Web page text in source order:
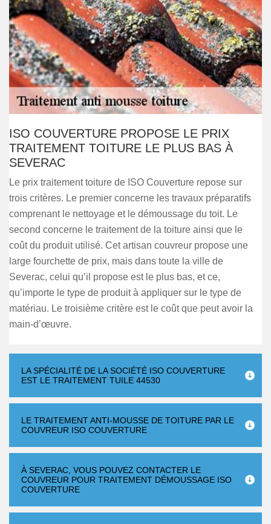
ISO COUVERTURE PROPOSE LE PRIX
TRAITEMENT TOITURE LE PLUS BAS À
SEVERAC
Le prix traitement toiture de ISO Couverture repose sur
trois critères. Le premier concerne les travaux préparatifs
comprenant le nettoyage et le démoussage du toit. Le
second concerne le traitement de la toiture ainsi que le
coût du produit utilisé. Cet artisan couvreur propose une
large fourchette de prix, mais dans toute la ville de
Severac, celui qu’il propose est le plus bas, et ce,
qu’importe le type de produit à appliquer sur le type de
matériau. Le troisième critère est le coût que peut avoir la
main-d’œuvre.
LA SPÉCIALITÉ DE LA SOCIÉTÉ ISO COUVERTURE
EST LE TRAITEMENT TUILE 44530
LE TRAITEMENT ANTI-MOUSSE DE TOITURE PAR LE
COUVREUR ISO COUVERTURE
À SEVERAC, VOUS POUVEZ CONTACTER LE
COUVREUR POUR TRAITEMENT DÉMOUSSAGE ISO
COUVERTURE